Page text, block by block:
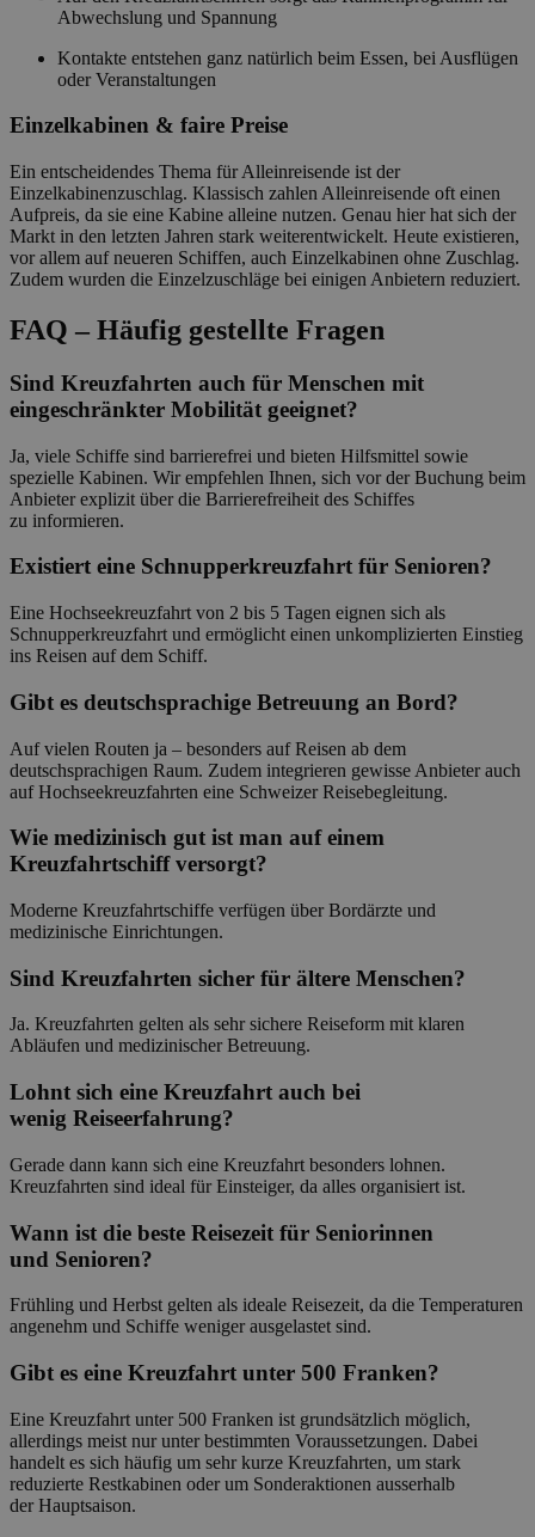
Abwechslung und Spannung
Kontakte entstehen ganz natürlich beim Essen, bei Ausflügen
oder Veranstaltungen
Einzelkabinen & faire Preise
Ein entscheidendes Thema für Alleinreisende ist der
Einzelkabinenzuschlag. Klassisch zahlen Alleinreisende oft einen
Aufpreis, da sie eine Kabine alleine nutzen. Genau hier hat sich der
Markt in den letzten Jahren stark weiterentwickelt. Heute existieren,
vor allem auf neueren Schiffen, auch Einzelkabinen ohne Zuschlag.
Zudem wurden die Einzelzuschläge bei einigen Anbietern reduziert.
FAQ – Häufig gestellte Fragen
Sind Kreuzfahrten auch für Menschen mit
eingeschränkter Mobilität geeignet?
Ja, viele Schiffe sind barrierefrei und bieten Hilfsmittel sowie
spezielle Kabinen. Wir empfehlen Ihnen, sich vor der Buchung beim
Anbieter explizit über die Barrierefreiheit des Schiffes
zu informieren.
Existiert eine Schnupperkreuzfahrt für Senioren?
Eine Hochseekreuzfahrt von 2 bis 5 Tagen eignen sich als
Schnupperkreuzfahrt und ermöglicht einen unkomplizierten Einstieg
ins Reisen auf dem Schiff.
Gibt es deutschsprachige Betreuung an Bord?
Auf vielen Routen ja – besonders auf Reisen ab dem
deutschsprachigen Raum. Zudem integrieren gewisse Anbieter auch
auf Hochseekreuzfahrten eine Schweizer Reisebegleitung.
Wie medizinisch gut ist man auf einem
Kreuzfahrtschiff versorgt?
Moderne Kreuzfahrtschiffe verfügen über Bordärzte und
medizinische Einrichtungen.
Sind Kreuzfahrten sicher für ältere Menschen?
Ja. Kreuzfahrten gelten als sehr sichere Reiseform mit klaren
Abläufen und medizinischer Betreuung.
Lohnt sich eine Kreuzfahrt auch bei
wenig Reiseerfahrung?
Gerade dann kann sich eine Kreuzfahrt besonders lohnen.
Kreuzfahrten sind ideal für Einsteiger, da alles organisiert ist.
Wann ist die beste Reisezeit für Seniorinnen
und Senioren?
Frühling und Herbst gelten als ideale Reisezeit, da die Temperaturen
angenehm und Schiffe weniger ausgelastet sind.
Gibt es eine Kreuzfahrt unter 500 Franken?
Eine Kreuzfahrt unter 500 Franken ist grundsätzlich möglich,
allerdings meist nur unter bestimmten Voraussetzungen. Dabei
handelt es sich häufig um sehr kurze Kreuzfahrten, um stark
reduzierte Restkabinen oder um Sonderaktionen ausserhalb
der Hauptsaison.